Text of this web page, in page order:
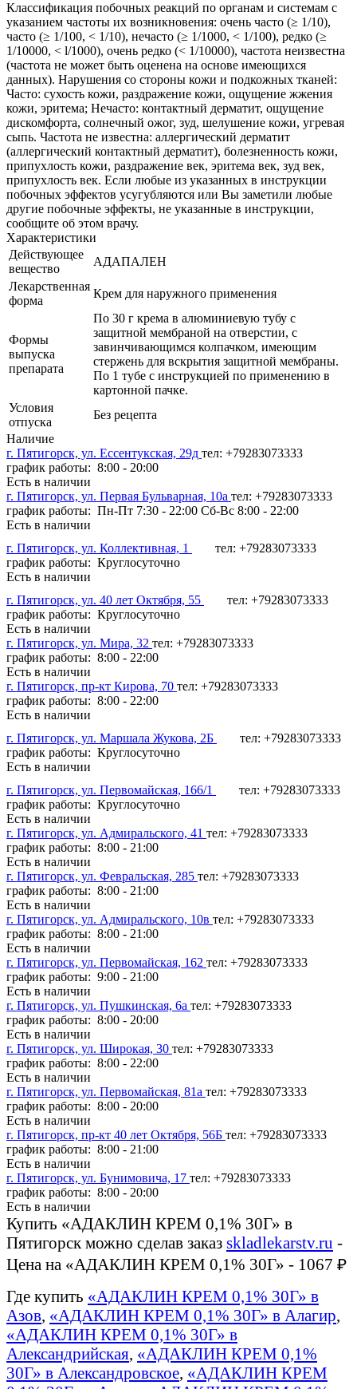
Классификация побочных реакций по органам и системам с
указанием частоты их возникновения: очень часто (≥ 1/10),
часто (≥ 1/100, < 1/10), нечасто (≥ 1/1000, < 1/100), редко (≥
1/10000, < l/1000), очень редко (< 1/10000), частота неизвестна
(частота не может быть оценена на основе имеющихся
данных). Нарушения со стороны кожи и подкожных тканей:
Часто: сухость кожи, раздражение кожи, ощущение жжения
кожи, эритема; Нечасто: контактный дерматит, ощущение
дискомфорта, солнечный ожог, зуд, шелушение кожи, угревая
сыпь. Частота не известна: аллергический дерматит
(аллергический контактный дерматит), болезненность кожи,
припухлость кожи, раздражение век, эритема век, зуд век,
припухлость век. Если любые из указанных в инструкции
побочных эффектов усугубляются или Вы заметили любые
другие побочные эффекты, не указанные в инструкции,
сообщите об этом врачу.
Характеристики
Действующее
вещество
АДАПАЛЕН
Лекарственная
форма
Крем для наружного применения
Формы
выпуска
препарата
По 30 г крема в алюминиевую тубу с
защитной мембраной на отверстии, с
завинчивающимся колпачком, имеющим
стержень для вскрытия защитной мембраны.
По 1 тубе с инструкцией по применению в
картонной пачке.
Условия
отпуска
Без рецепта
Наличие
г. Пятигорск, ул. Ессентукская, 29д тел: +79283073333
график работы: 8:00 - 20:00
Есть в наличии
г. Пятигорск, ул. Первая Бульварная, 10а тел: +79283073333
график работы: Пн-Пт 7:30 - 22:00 Сб-Вс 8:00 - 22:00
Есть в наличии
г. Пятигорск, ул. Коллективная, 1
тел: +79283073333
график работы: Круглосуточно
Есть в наличии
г. Пятигорск, ул. 40 лет Октября, 55
тел: +79283073333
график работы: Круглосуточно
Есть в наличии
г. Пятигорск, ул. Мира, 32 тел: +79283073333
график работы: 8:00 - 22:00
Есть в наличии
г. Пятигорск, пр-кт Кирова, 70 тел: +79283073333
график работы: 8:00 - 22:00
Есть в наличии
г. Пятигорск, ул. Маршала Жукова, 2Б
тел: +79283073333
график работы: Круглосуточно
Есть в наличии
г. Пятигорск, ул. Первомайская, 166/1
тел: +79283073333
график работы: Круглосуточно
Есть в наличии
г. Пятигорск, ул. Адмиральского, 41 тел: +79283073333
график работы: 8:00 - 21:00
Есть в наличии
г. Пятигорск, ул. Февральская, 285 тел: +79283073333
график работы: 8:00 - 21:00
Есть в наличии
г. Пятигорск, ул. Адмиральского, 10в тел: +79283073333
график работы: 8:00 - 21:00
Есть в наличии
г. Пятигорск, ул. Первомайская, 162 тел: +79283073333
график работы: 9:00 - 21:00
Есть в наличии
г. Пятигорск, ул. Пушкинская, 6а тел: +79283073333
график работы: 8:00 - 20:00
Есть в наличии
г. Пятигорск, ул. Широкая, 30 тел: +79283073333
график работы: 8:00 - 22:00
Есть в наличии
г. Пятигорск, ул. Первомайская, 81а тел: +79283073333
график работы: 8:00 - 20:00
Есть в наличии
г. Пятигорск, пр-кт 40 лет Октября, 56Б тел: +79283073333
график работы: 8:00 - 21:00
Есть в наличии
г. Пятигорск, ул. Бунимовича, 17 тел: +79283073333
график работы: 8:00 - 20:00
Есть в наличии
Купить «АДАКЛИН КРЕМ 0,1% 30Г» в
Пятигорск можно сделав заказ skladlekarstv.ru -
Цена на «АДАКЛИН КРЕМ 0,1% 30Г» - 1067 ₽
Где купить «АДАКЛИН КРЕМ 0,1% 30Г» в
Азов, «АДАКЛИН КРЕМ 0,1% 30Г» в Алагир,
«АДАКЛИН КРЕМ 0,1% 30Г» в
Александрийская, «АДАКЛИН КРЕМ 0,1%
30Г» в Александровское, «АДАКЛИН КРЕМ